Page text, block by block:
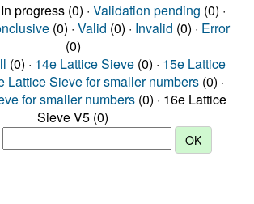
In progress (0) · Validation pending (0) ·
(0) · Valid (0) · Invalid (0) · Error
(0)
(0) · 14e Lattice Sieve (0) · 15e Lattice
Lattice Sieve for smaller numbers (0) ·
for smaller numbers (0) · 16e Lattice
Sieve V5 (0)